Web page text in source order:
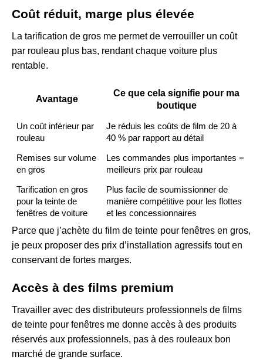
Coût réduit, marge plus élevée
La tarification de gros me permet de verrouiller un coût
par rouleau plus bas, rendant chaque voiture plus
rentable.
Avantage
Ce que cela signifie pour ma
boutique
Un coût inférieur par
rouleau
Je réduis les coûts de film de 20 à
40 % par rapport au détail
Remises sur volume
en gros
Les commandes plus importantes =
meilleurs prix par rouleau
Tarification en gros
pour la teinte de
fenêtres de voiture
Plus facile de soumissionner de
manière compétitive pour les flottes
et les concessionnaires
Parce que j’achète du film de teinte pour fenêtres en gros,
je peux proposer des prix d’installation agressifs tout en
conservant de fortes marges.
Accès à des films premium
Travailler avec des distributeurs professionnels de films
de teinte pour fenêtres me donne accès à des produits
réservés aux professionnels, pas à des rouleaux bon
marché de grande surface.